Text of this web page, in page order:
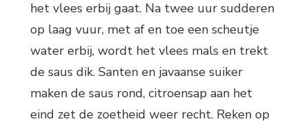
het vlees erbij gaat. Na twee uur sudderen
op laag vuur, met af en toe een scheutje
water erbij, wordt het vlees mals en trekt
de saus dik. Santen en javaanse suiker
maken de saus rond, citroensap aan het
eind zet de zoetheid weer recht. Reken op